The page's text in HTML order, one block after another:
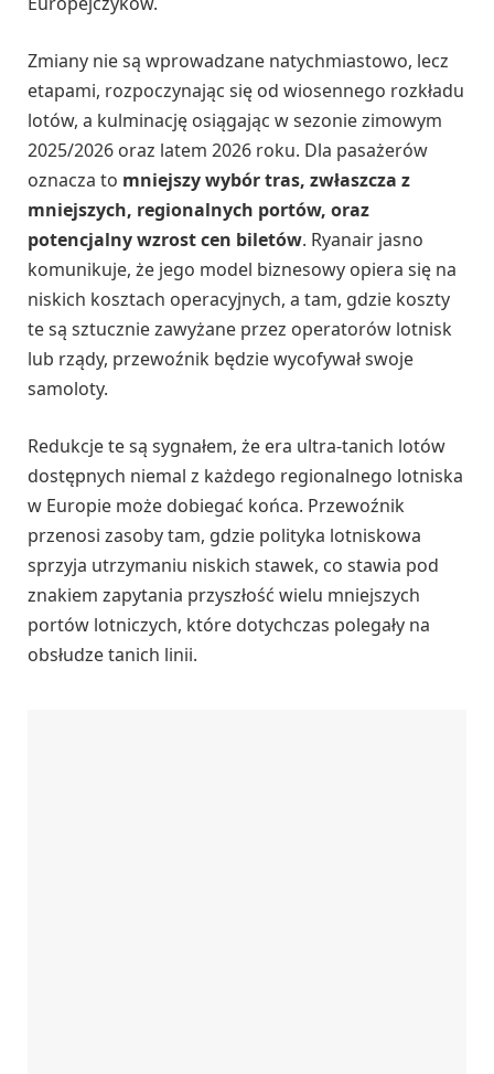
Zmiany nie są wprowadzane natychmiastowo, lecz
etapami, rozpoczynając się od wiosennego rozkładu
lotów, a kulminację osiągając w sezonie zimowym
2025/2026 oraz latem 2026 roku. Dla pasażerów
oznacza to mniejszy wybór tras, zwłaszcza z
mniejszych, regionalnych portów, oraz
potencjalny wzrost cen biletów. Ryanair jasno
komunikuje, że jego model biznesowy opiera się na
niskich kosztach operacyjnych, a tam, gdzie koszty
te są sztucznie zawyżane przez operatorów lotnisk
lub rządy, przewoźnik będzie wycofywał swoje
samoloty.
Redukcje te są sygnałem, że era ultra-tanich lotów
dostępnych niemal z każdego regionalnego lotniska
w Europie może dobiegać końca. Przewoźnik
przenosi zasoby tam, gdzie polityka lotniskowa
sprzyja utrzymaniu niskich stawek, co stawia pod
znakiem zapytania przyszłość wielu mniejszych
portów lotniczych, które dotychczas polegały na
obsłudze tanich linii.